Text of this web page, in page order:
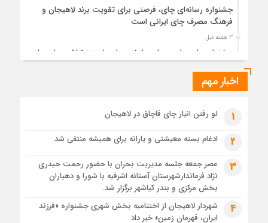
جشنواره رسانه‌ای چای، فرصتی برای تقویت برند لاهیجان و
فرهنگ مصرف چای ایرانی است
3 هفته قبل
جشنواره ملی چای، حمایت از لاهیجان یا هزینه‌تراشی برای چای
3 هفته قبل
3 هفته قبل
رئوف
تصاویر هوایی مراسم تشییع پیکر مطهر آقای شهید ایران – مشهد
مراسم تشییع پیکر مطهر آقای شهید ایران – مشهد
اخبار مهم
1 لو رفتن انبار چای قاچاق در لاهیجان
2 ادغام بسته معیشتی و یارانه برای همیشه منتفی شد
3
عصر جمعه جلسه مدیریت بحران با حضور رحمت حیدری
نژاد فرماندارشهرستان آستانه اشرفیه با شورا و دهیاران
بخش مرکزی و بندر کیاشهر برگزار شد.
4
شهردار لاهیجان از اختتامیه بخش شهری جشنواره «فرزند
ایران، قهرمان زمین» خبر داد